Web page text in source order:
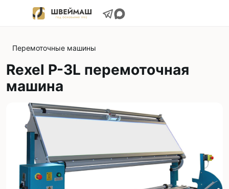
Перемоточные машины
Rexel P-3L перемоточная
машина